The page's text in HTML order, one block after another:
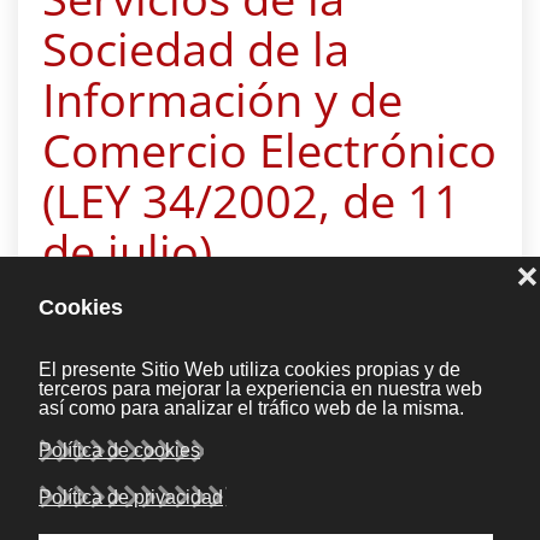
Sociedad de la
Información y de
Comercio Electrónico
(LEY 34/2002, de 11
de julio).
18 Marzo 2010
La presente Ley tiene como objeto la
incorporación al Ordenamiento jurídico español
de la Directiva 2000/31/CE, del Parlamento
Europeo y del Consejo, de 8 de junio del año
2000, relativa a determinados aspectos de los
servicios de la sociedad de la información, en